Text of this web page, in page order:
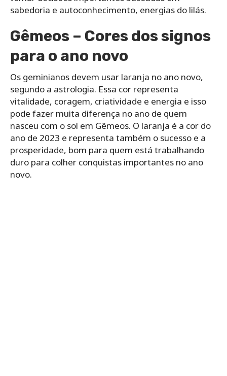
sabedoria e autoconhecimento, energias do lilás.
Gêmeos – Cores dos signos
para o ano novo
Os geminianos devem usar laranja no ano novo,
segundo a astrologia. Essa cor representa
vitalidade, coragem, criatividade e energia e isso
pode fazer muita diferença no ano de quem
nasceu com o sol em Gêmeos. O laranja é a cor do
ano de 2023 e representa também o sucesso e a
prosperidade, bom para quem está trabalhando
duro para colher conquistas importantes no ano
novo.